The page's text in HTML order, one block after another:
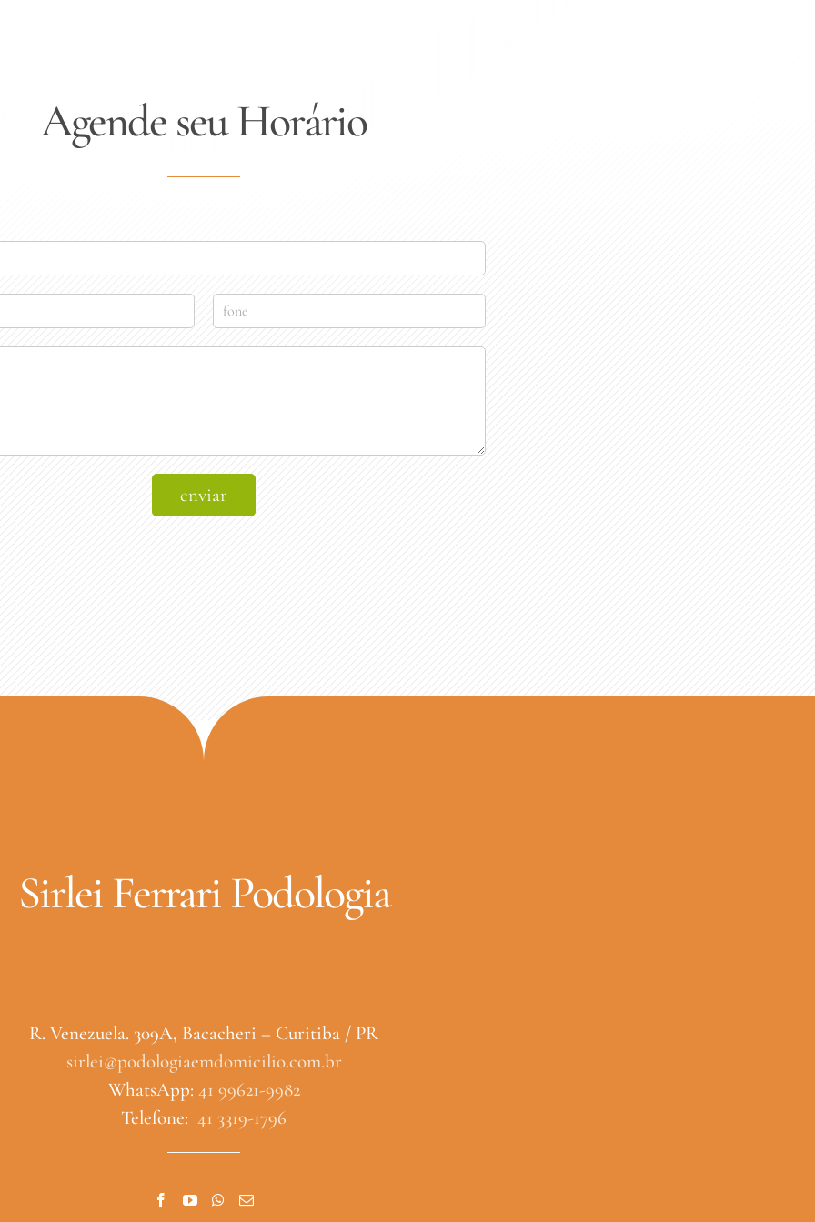
Agende seu Horário
F
enviar
Sirlei Ferrari Podologia
R. Venezuela. 309A, Bacacheri – Curitiba / PR
sirlei@podologiaemdomicilio.com.br
WhatsApp: 41 99621-9982
Telefone: 41 3319-1796